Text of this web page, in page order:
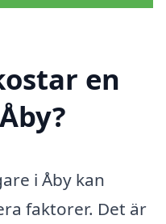
en
i Åby kan
faktorer. Det är